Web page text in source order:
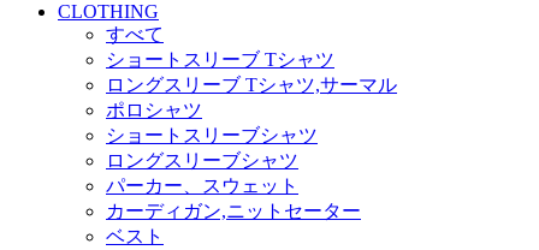
CLOTHING
すべて
ショートスリーブ Tシャツ
ロングスリーブ Tシャツ,サーマル
ポロシャツ
ショートスリーブシャツ
ロングスリーブシャツ
パーカー、スウェット
カーディガン,ニットセーター
ベスト